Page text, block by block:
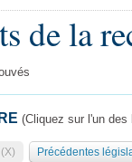
de la
(Cliquez sur l'un
Précédentes